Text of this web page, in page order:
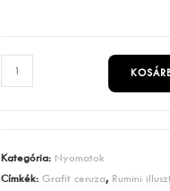
Büdös
szakállas
Kategória: Nyomatok
Címkék: Grafit ceruza, Rumini